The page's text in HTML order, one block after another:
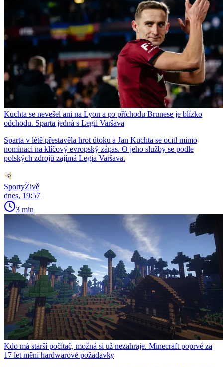
Kuchta se nevešel ani na Lyon a po příchodu Brunese je blízko
odchodu. Sparta jedná s Legií Varšava
Sparta v létě přestavěla hrot útoku a Jan Kuchta se ocitl mimo
nominaci na klíčový evropský zápas. O jeho služby se podle
polských zdrojů zajímá Legia Varšava.
SportyŽivě
dnes, 19:57
3 min
Kdo má starší počítač, možná si už nezahraje. Minecraft poprvé za
17 let mění hardwarové požadavky